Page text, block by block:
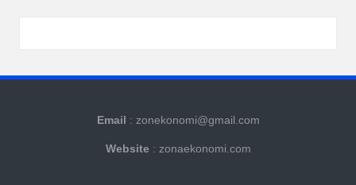
Email : zonekonomi@gmail.com
Website : zonaekonomi.com